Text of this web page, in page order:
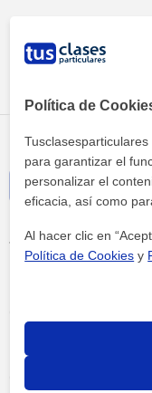
Términos y
Configuración de
Condiciones uso
Política de
para garantizar el
personalizar el
eficacia, así como
Al hacer clic en
Política de Cookies y